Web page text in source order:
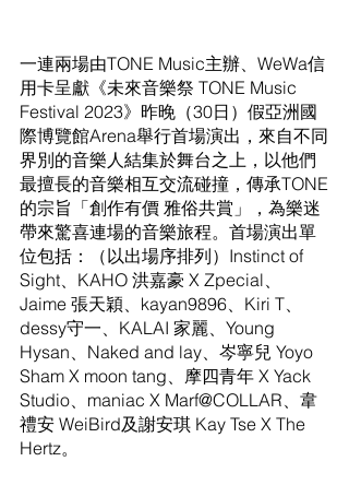
一連兩場由TONE Music主辦、WeWa信
用卡呈獻《未來音樂祭 TONE Music
Festival 2023》昨晚（30日）假亞洲國
際博覽館Arena舉行首場演出，來自不同
界別的音樂人結集於舞台之上，以他們
最擅長的音樂相互交流碰撞，傳承TONE
的宗旨「創作有價 雅俗共賞」，為樂迷
帶來驚喜連場的音樂旅程。首場演出單
位包括：（以出場序排列）Instinct of
Sight、KAHO 洪嘉豪 X Zpecial、
Jaime 張天穎、kayan9896、Kiri T、
dessy守一、KALAI 家麗、Young
Hysan、Naked and lay、岑寧兒 Yoyo
Sham X moon tang、摩四青年 X Yack
Studio、maniac X Marf@COLLAR、韋
禮安 WeiBird及謝安琪 Kay Tse X The
Hertz。